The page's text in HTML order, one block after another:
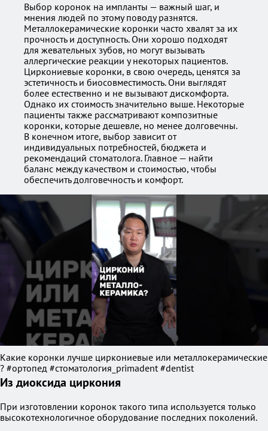
Выбор коронок на импланты — важный шаг, и
мнения людей по этому поводу разнятся.
Металлокерамические коронки часто хвалят за их
прочность и доступность. Они хорошо подходят
для жевательных зубов, но могут вызывать
аллергические реакции у некоторых пациентов.
Циркониевые коронки, в свою очередь, ценятся за
эстетичность и биосовместимость. Они выглядят
более естественно и не вызывают дискомфорта.
Однако их стоимость значительно выше. Некоторые
пациенты также рассматривают композитные
коронки, которые дешевле, но менее долговечны.
В конечном итоге, выбор зависит от
индивидуальных потребностей, бюджета и
рекомендаций стоматолога. Главное — найти
баланс между качеством и стоимостью, чтобы
обеспечить долговечность и комфорт.
Какие коронки лучше циркониевые или металлокерамические
? #ортопед #стоматология_primadent #dentist
Из диоксида циркония
При изготовлении коронок такого типа используется только
высокотехнологичное оборудование последних поколений.